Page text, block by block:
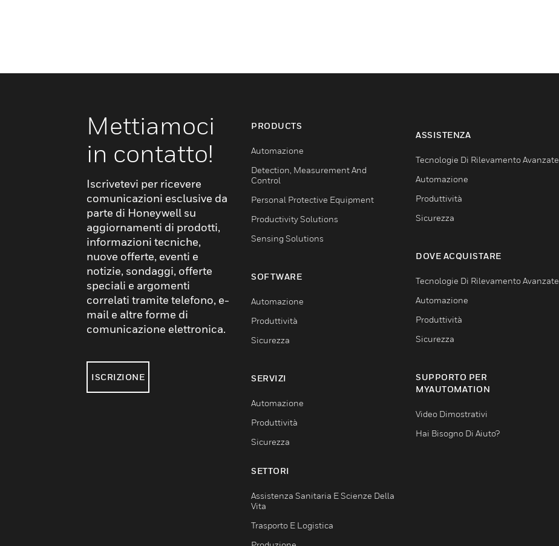
Mettiamoci
in contatto!
Iscrivetevi per ricevere
comunicazioni esclusive da
parte di Honeywell su
aggiornamenti di prodotti,
informazioni tecniche,
nuove offerte, eventi e
notizie, sondaggi, offerte
speciali e argomenti
correlati tramite telefono, e-
mail e altre forme di
comunicazione elettronica.
ISCRIZIONE
PRODUCTS
Automazione
Detection, Measurement And
Control
Personal Protective Equipment
Productivity Solutions
Sensing Solutions
SOFTWARE
Automazione
Produttività
Sicurezza
SERVIZI
Automazione
Produttività
Sicurezza
SETTORI
Assistenza Sanitaria E Scienze Della
Vita
Trasporto E Logistica
ASSISTENZA
Tecnologie Di Rilevamento Avanzate
Automazione
Produttività
Sicurezza
DOVE ACQUISTARE
Tecnologie Di Rilevamento Avanzate
Automazione
Produttività
Sicurezza
SUPPORTO PER
MYAUTOMATION
Video Dimostrativi
Hai Bisogno Di Aiuto?